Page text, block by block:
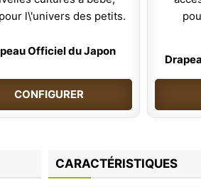
Officiel du Japon
CONFIGURER
CARACTÉRISTIQUES